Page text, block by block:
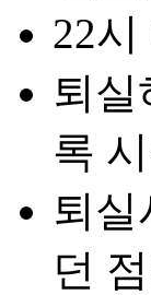
22
퇴실
록
퇴실
던